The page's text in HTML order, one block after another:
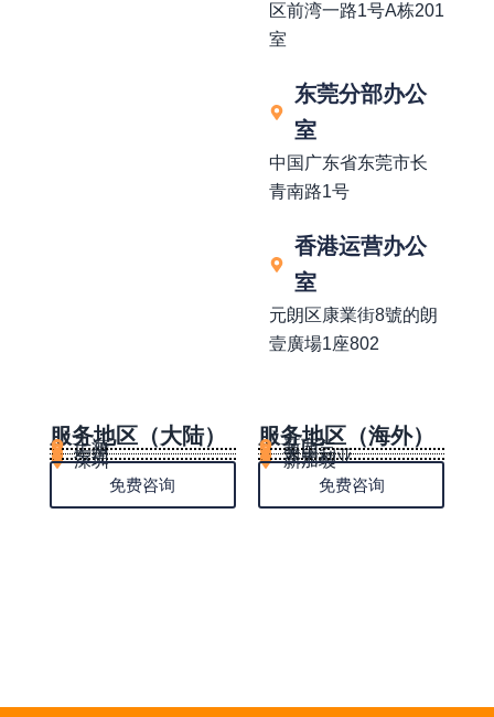
区前湾一路1号A栋201
室
东莞分部办公
室
中国广东省东莞市长
青南路1号
香港运营办公
室
元朗区康業街8號的朗
壹廣場1座802
服务地区（大陆）
深圳
东莞
广州
上海
免费咨询
服务地区（海外）
新加坡
澳大利亚
美国
新西兰
免费咨询